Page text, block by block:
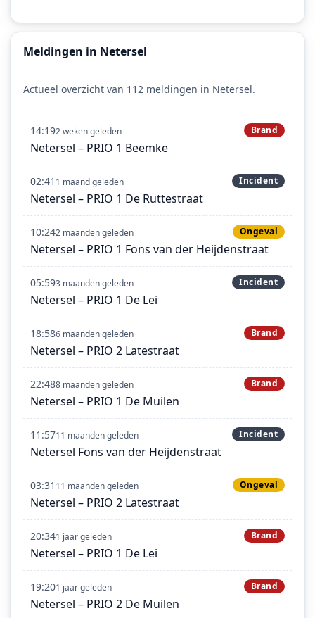
Meldingen in Netersel
Actueel overzicht van 112 meldingen in Netersel.
14:192 weken geleden Brand
Netersel – PRIO 1 Beemke
02:41 1 maand geleden Incident
Netersel – PRIO 1 De Ruttestraat
10:242 maanden geleden Ongeval
Netersel – PRIO 1 Fons van der Heijdenstraat
05:593 maanden geleden Incident
Netersel – PRIO 1 De Lei
18:586 maanden geleden Brand
Netersel – PRIO 2 Latestraat
22:488 maanden geleden Brand
Netersel – PRIO 1 De Muilen
11:5711 maanden geleden Incident
Netersel Fons van der Heijdenstraat
03:31 11 maanden geleden Ongeval
Netersel – PRIO 2 Latestraat
20:341 jaar geleden Brand
Netersel – PRIO 1 De Lei
19:201 jaar geleden Brand
Netersel – PRIO 2 De Muilen